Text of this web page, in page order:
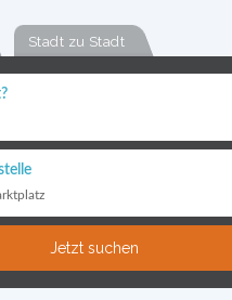
Stadt zu Stadt
Jetzt suchen